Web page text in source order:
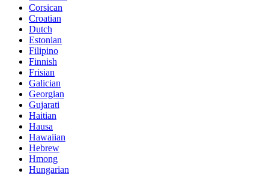
Corsican
Croatian
Dutch
Estonian
Filipino
Finnish
Frisian
Galician
Georgian
Gujarati
Haitian
Hausa
Hawaiian
Hebrew
Hmong
Hungarian